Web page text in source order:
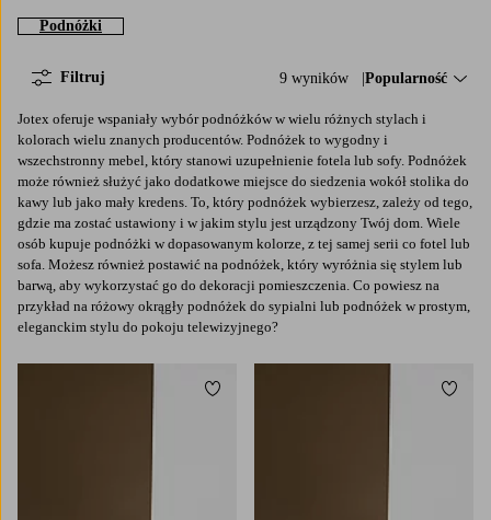
Podnóżki
9 wyników Sortuj według:
Popularność
Filtruj
Jotex oferuje wspaniały wybór podnóżków w wielu różnych stylach i
kolorach wielu znanych producentów. Podnóżek to wygodny i
wszechstronny mebel, który stanowi uzupełnienie fotela lub sofy. Podnóżek
może również służyć jako dodatkowe miejsce do siedzenia wokół stolika do
kawy lub jako mały kredens. To, który podnóżek wybierzesz, zależy od tego,
gdzie ma zostać ustawiony i w jakim stylu jest urządzony Twój dom. Wiele
osób kupuje podnóżki w dopasowanym kolorze, z tej samej serii co fotel lub
sofa. Możesz również postawić na podnóżek, który wyróżnia się stylem lub
barwą, aby wykorzystać go do dekoracji pomieszczenia. Co powiesz na
przykład na różowy okrągły podnóżek do sypialni lub podnóżek w prostym,
eleganckim stylu do pokoju telewizyjnego?
Dodaj do ulubionych